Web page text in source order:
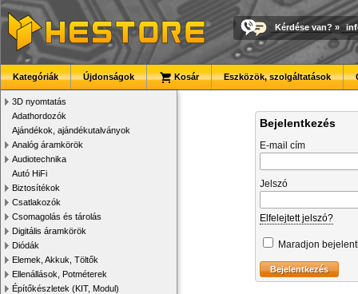
Kérdése van? »
Kategóriák Újdonságok Kosár Eszközök, szolgáltatások
3D nyomtatás
Adathordozók
Ajándékok, ajándékutalványok
Analóg áramkörök
Audiotechnika
Autó HiFi
Biztosítékok
Csatlakozók
Csomagolás és tárolás
Digitális áramkörök
Diódák
Elemek, Akkuk, Töltők
Ellenállások, Potméterek
Építőkészletek (KIT, Modul)
Bejelentkezés
E-mail cím
Jelszó
Elfelejtett jelszó?
Maradjon